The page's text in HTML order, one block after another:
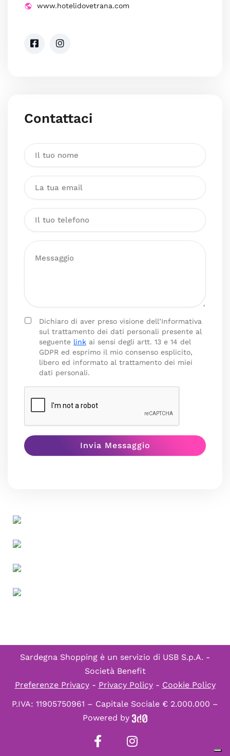
www.hotelidovetrana.com
Contattaci
Dichiaro di aver preso visione dell’Informativa
sul trattamento dei dati personali presente al
seguente link ai sensi degli artt. 13 e 14 del
GDPR ed esprimo il mio consenso esplicito,
libero ed informato al trattamento dei miei
dati personali.
Sardegna Shopping è un servizio di USB S.p.A. -
Società Benefit
Preferenze Privacy- Privacy Policy- Cookie Policy
P.IVA: 11905750961 – Capitale Sociale € 2.000.000 –
Powered by